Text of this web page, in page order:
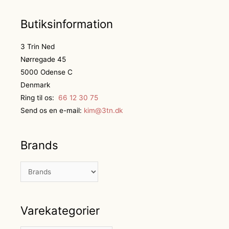
Butiksinformation
3 Trin Ned
Nørregade 45
5000 Odense C
Denmark
Ring til os:
66 12 30 75
Send os en e-mail: kim@3tn.dk
Brands
Varekategorier